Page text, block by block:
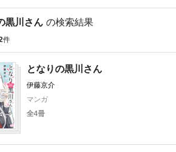
黒川さん の検索結果
件
となりの黒川さん
伊藤京介
マンガ
全4冊